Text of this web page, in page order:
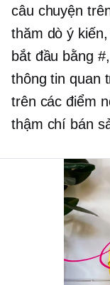
câu chuyện
thăm dò ý
bắt đầu bằng
thông tin quan
trên các điểm
thậm chí bán